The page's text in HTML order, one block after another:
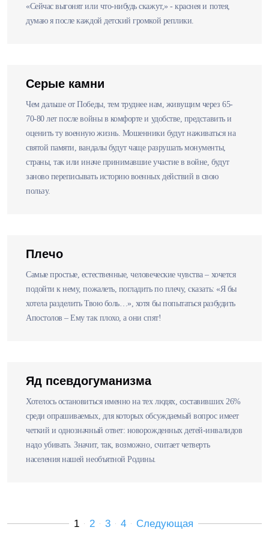
«Сейчас выгонят или что-нибудь скажут,» - краснея и потея,
думаю я после каждой детский громкой реплики.
Серые камни
Чем дальше от Победы, тем труднее нам, живущим через 65-
70-80 лет после войны в комфорте и удобстве, представить и
оценить ту военную жизнь. Мошенники будут наживаться на
святой памяти, вандалы будут чаще разрушать монументы,
страны, так или иначе принимавшие участие в войне, будут
заново переписывать историю военных действий в свою
пользу.
Плечо
Самые простые, естественные, человеческие чувства – хочется
подойти к нему, пожалеть, погладить по плечу, сказать: «Я бы
хотела разделить Твою боль…», хотя бы попытаться разбудить
Апостолов – Ему так плохо, а они спят!
Яд псевдогуманизма
Хотелось остановиться именно на тех людях, составивших 26%
среди опрашиваемых, для которых обсуждаемый вопрос имеет
четкий и однозначный ответ: новорожденных детей-инвалидов
надо убивать. Значит, так, возможно, считает четверть
населения нашей необъятной Родины.
1 2 3 4 Следующая